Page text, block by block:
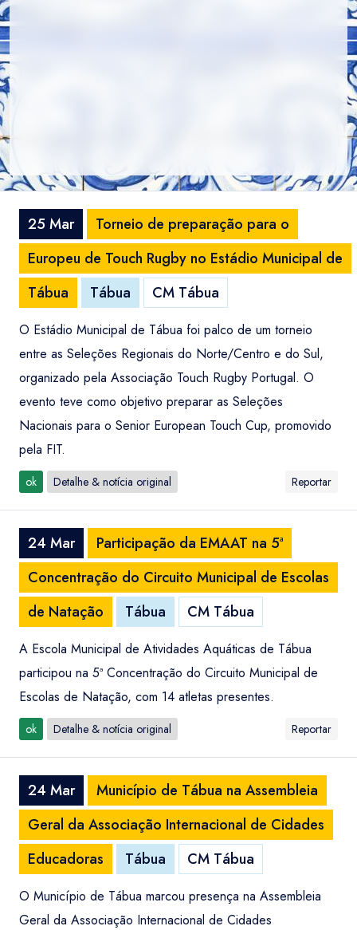
25 Mar
Torneio de preparação para o
Europeu de Touch Rugby no Estádio Municipal de
Tábua
Tábua CM Tábua
O Estádio Municipal de Tábua foi palco de um torneio
entre as Seleções Regionais do Norte/Centro e do Sul,
organizado pela Associação Touch Rugby Portugal. O
evento teve como objetivo preparar as Seleções
Nacionais para o Senior European Touch Cup, promovido
pela FIT.
ok Detalhe & notícia original Reportar
24 Mar
Participação da EMAAT na 5ª
Concentração do Circuito Municipal de Escolas
de Natação
Tábua CM Tábua
A Escola Municipal de Atividades Aquáticas de Tábua
participou na 5ª Concentração do Circuito Municipal de
Escolas de Natação, com 14 atletas presentes.
ok Detalhe & notícia original Reportar
24 Mar
Município de Tábua na Assembleia
Geral da Associação Internacional de Cidades
Educadoras
Tábua CM Tábua
O Município de Tábua marcou presença na Assembleia
Geral da Associação Internacional de Cidades